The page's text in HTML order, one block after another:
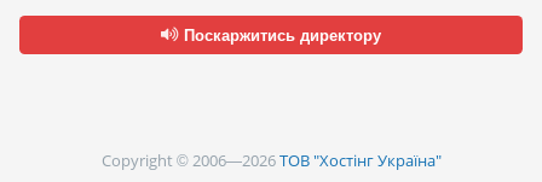
Поскаржитись директору
Copyright © 2006—2026ТОВ "Хостінг Україна"